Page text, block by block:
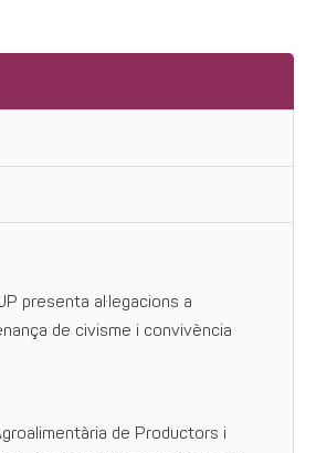
presenta al·legacions a
de civisme i convivència
de Productors i